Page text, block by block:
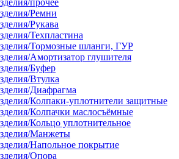
прочее
Ремни
Рукава
Техпластина
Тормозные шланги, ГУР
Амортизатор глушителя
Буфер
Втулка
Диафрагма
Колпаки-уплотнители защитные
Колпачки маслосъёмные
Кольцо уплотнительное
Манжеты
Напольное покрытие
Опора